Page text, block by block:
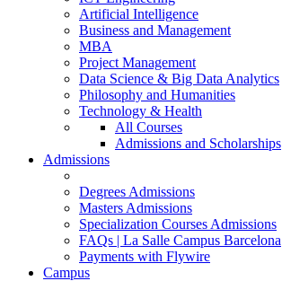
Artificial Intelligence
Business and Management
MBA
Project Management
Data Science & Big Data Analytics
Philosophy and Humanities
Technology & Health
All Courses
Admissions and Scholarships
Admissions
Degrees Admissions
Masters Admissions
Specialization Courses Admissions
FAQs | La Salle Campus Barcelona
Payments with Flywire
Campus